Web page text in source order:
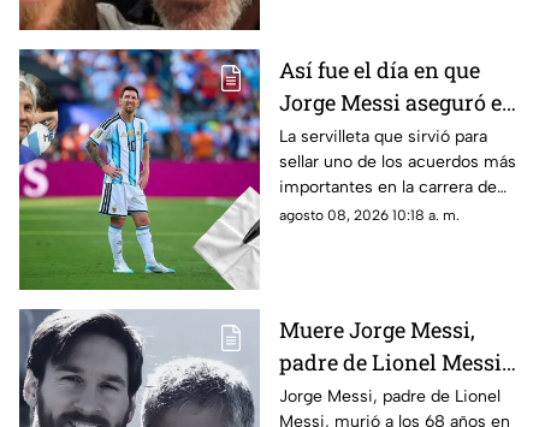
Así fue el día en que
Jorge Messi aseguró el
futuro de Lionel con
una servilleta
La servilleta que sirvió para
sellar uno de los acuerdos más
importantes en la carrera de
Lionel Messi terminó
agosto 08, 2026 10:18 a. m.
Muere Jorge Messi,
padre de Lionel Messi,
a los 68 años; esto se
Jorge Messi, padre de Lionel
Messi, murió a los 68 años en